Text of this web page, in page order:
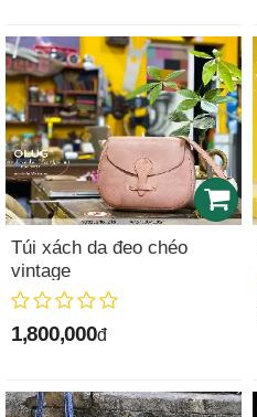
Túi xách da đeo chéo
vintage
1,800,000đ